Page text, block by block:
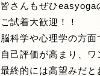
皆さんもぜひeasyoga
ご試着大歓迎！！
脳科学や心理学の方
自己評価が高まり、ワ
最終的には高望みだ